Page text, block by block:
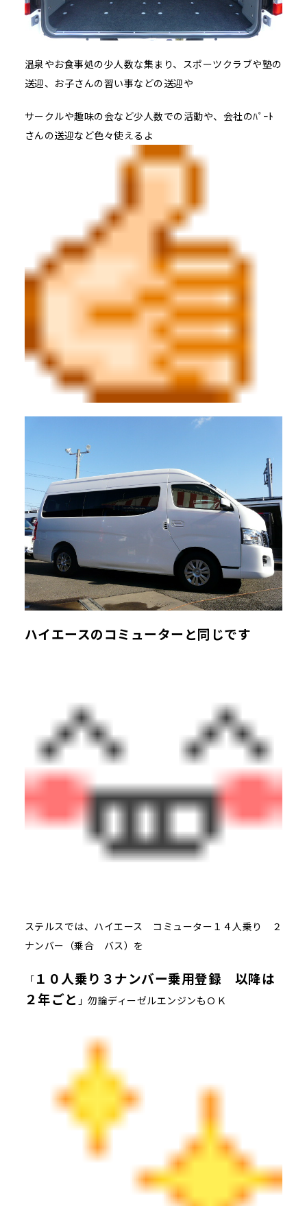
温泉やお食事処の少人数な集まり、スポーツクラブや塾の
送迎、お子さんの習い事などの送迎や
サークルや趣味の会など少人数での活動や、会社のﾊﾟｰﾄ
さんの送迎など色々使えるよ
ハイエースのコミューターと同じです
ステルスでは、ハイエース コミューター１４人乗り ２
ナンバー（乗合 バス）を
「 １０人乗り３ナンバー乗用登録 以降は
２年ごと 」勿論ディーゼルエンジンもＯＫ